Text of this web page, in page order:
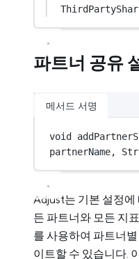
파트너 공유
메서드 서명
void
partnerName,
Adjust는 기본 설정에
든 파트너와 모든 지
를 사용하여 파트너
이트할 수 있습니다.